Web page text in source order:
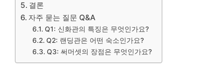
결론
자주 묻는 질문 Q&A
Q1: 신화관의 특징은 무엇인가요?
Q2: 랜딩관은 어떤 숙소인가요?
Q3: 써머셋의 장점은 무엇인가요?